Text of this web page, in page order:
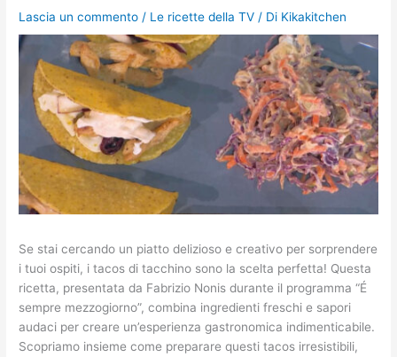
Lascia un commento / Le ricette della TV / Di Kikakitchen
Se stai cercando un piatto delizioso e creativo per sorprendere
i tuoi ospiti, i tacos di tacchino sono la scelta perfetta! Questa
ricetta, presentata da Fabrizio Nonis durante il programma “É
sempre mezzogiorno”, combina ingredienti freschi e sapori
audaci per creare un’esperienza gastronomica indimenticabile.
Scopriamo insieme come preparare questi tacos irresistibili,